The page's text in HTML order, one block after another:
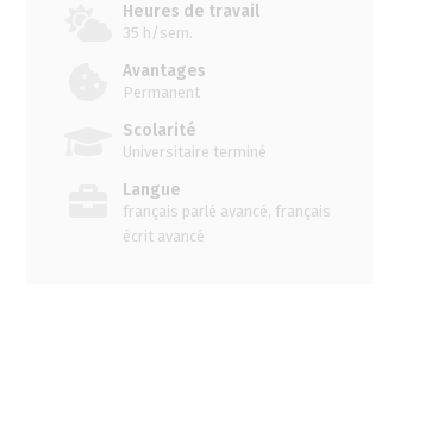
Heures de travail
35 h/sem.
Avantages
Permanent
Scolarité
Universitaire terminé
Langue
français parlé avancé, français
écrit avancé